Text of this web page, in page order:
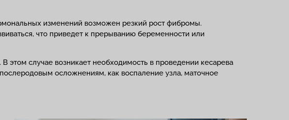
изменений возможен резкий рост фибромы.
что приведет к прерыванию беременности или
этом случае возникает необходимость в проведении кесарева
осложнениям, как воспаление узла, маточное